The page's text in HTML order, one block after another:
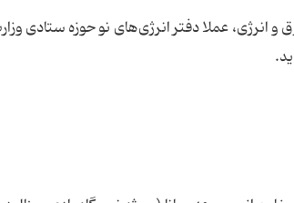
برق و انرژی، عملا دفتر انرژی‌های نو حوزه ستادی